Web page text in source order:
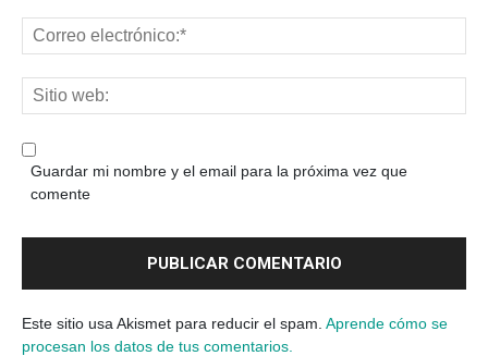
Guardar mi nombre y el email para la próxima vez que
comente
Este sitio usa Akismet para reducir el spam. Aprende cómo se
procesan los datos de tus comentarios.